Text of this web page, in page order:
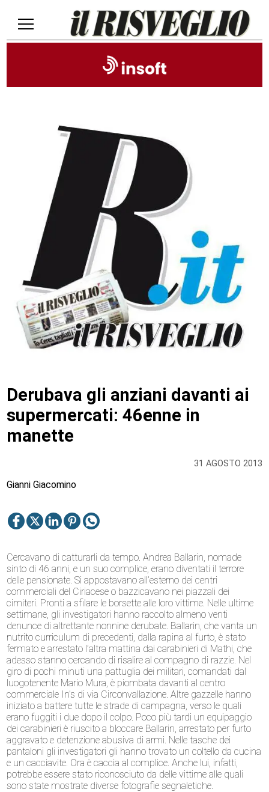
31 AGOSTO 2013
Derubava gli anziani davanti ai
supermercati: 46enne in
manette
Gianni Giacomino
Cercavano di catturarli da tempo. Andrea Ballarin, nomade
sinto di 46 anni, e un suo complice, erano diventati il terrore
delle pensionate. Si appostavano all’esterno dei centri
commerciali del Ciriacese o bazzicavano nei piazzali dei
cimiteri. Pronti a sfilare le borsette alle loro vittime. Nelle ultime
settimane, gli investigatori hanno raccolto almeno venti
denunce di altrettante nonnine derubate. Ballarin, che vanta un
nutrito curriculum di precedenti, dalla rapina al furto, è stato
fermato e arrestato l’altra mattina dai carabinieri di Mathi, che
adesso stanno cercando di risalire al compagno di razzie. Nel
giro di pochi minuti una pattuglia dei militari, comandati dal
luogotenente Mario Mura, è piombata davanti al centro
commerciale In’s di via Circonvallazione. Altre gazzelle hanno
iniziato a battere tutte le strade di campagna, verso le quali
erano fuggiti i due dopo il colpo. Poco più tardi un equipaggio
dei carabinieri è riuscito a bloccare Ballarin, arrestato per furto
aggravato e detenzione abusiva di armi. Nelle tasche dei
pantaloni gli investigatori gli hanno trovato un coltello da cucina
e un cacciavite. Ora è caccia al complice. Anche lui, infatti,
potrebbe essere stato riconosciuto da delle vittime alle quali
sono state mostrate diverse fotografie segnaletiche.